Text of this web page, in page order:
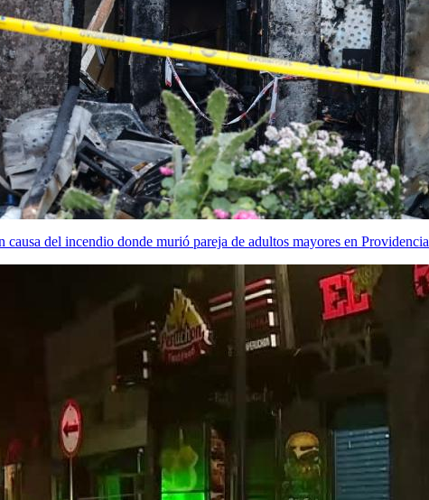
del incendio donde murió pareja de adultos mayores en Providencia